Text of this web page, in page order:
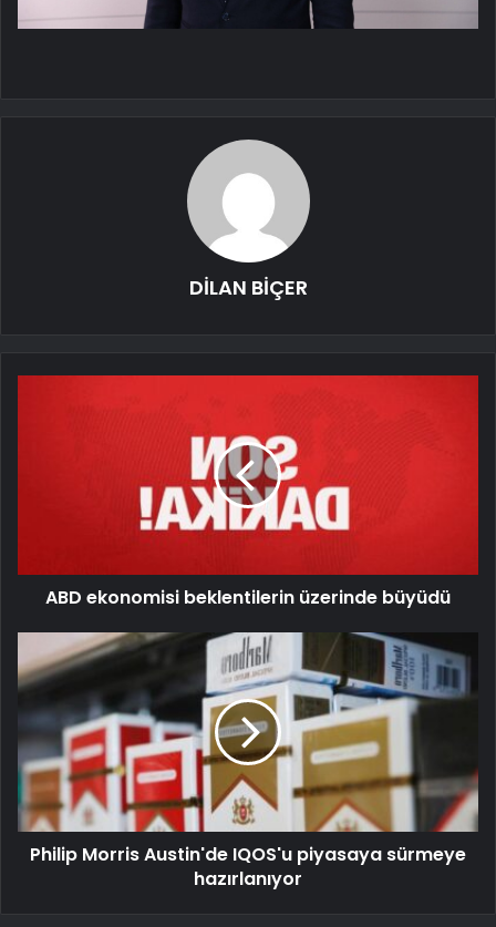
DİLAN BİÇER
ABD ekonomisi beklentilerin üzerinde büyüdü
Philip Morris Austin'de IQOS'u piyasaya sürmeye
hazırlanıyor